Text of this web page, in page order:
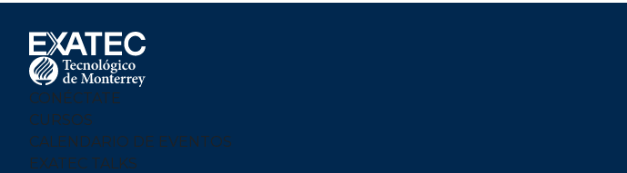
Footer
Menu
Logo
CONÉCTATE
CURSOS
CALENDARIO DE EVENTOS
EXATEC TALKS